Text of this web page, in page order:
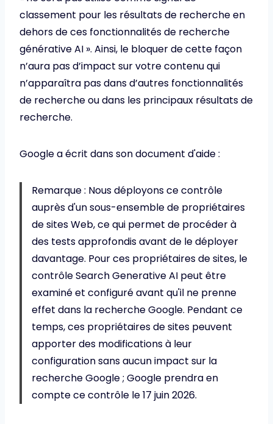
classement pour les résultats de recherche en
dehors de ces fonctionnalités de recherche
générative AI ». Ainsi, le bloquer de cette façon
n’aura pas d’impact sur votre contenu qui
n’apparaîtra pas dans d’autres fonctionnalités
de recherche ou dans les principaux résultats de
recherche.
Google a écrit dans son document d'aide :
Remarque : Nous déployons ce contrôle
auprès d'un sous-ensemble de propriétaires
de sites Web, ce qui permet de procéder à
des tests approfondis avant de le déployer
davantage. Pour ces propriétaires de sites, le
contrôle Search Generative AI peut être
examiné et configuré avant qu'il ne prenne
effet dans la recherche Google. Pendant ce
temps, ces propriétaires de sites peuvent
apporter des modifications à leur
configuration sans aucun impact sur la
recherche Google ; Google prendra en
compte ce contrôle le 17 juin 2026.